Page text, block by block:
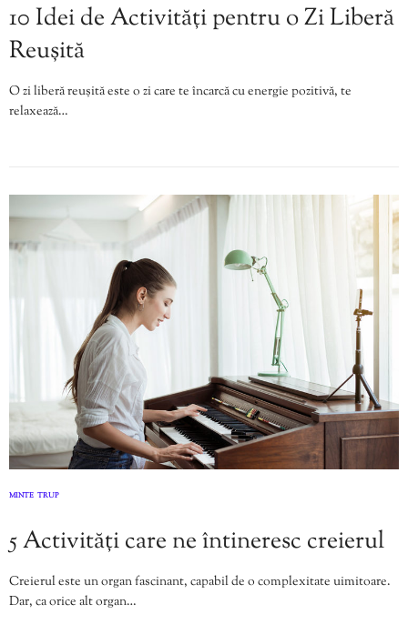
10 Idei de Activități pentru o Zi Liberă
Reușită
O zi liberă reușită este o zi care te încarcă cu energie pozitivă, te
relaxează…
MINTE TRUP
5 Activități care ne întineresc creierul
Creierul este un organ fascinant, capabil de o complexitate uimitoare.
Dar, ca orice alt organ…